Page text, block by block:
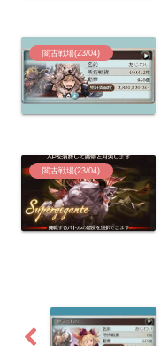
闇古戦場(23/04)
闇古戦場(23/04)